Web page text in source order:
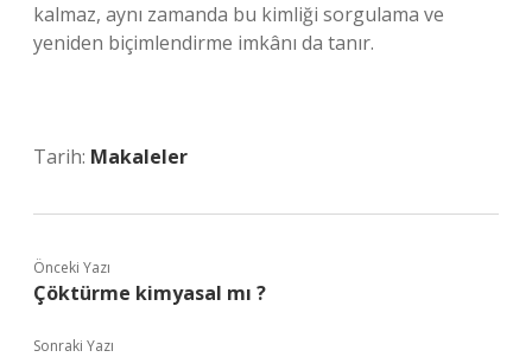
kalmaz, aynı zamanda bu kimliği sorgulama ve
yeniden biçimlendirme imkânı da tanır.
Tarih: Makaleler
Önceki Yazı
Çöktürme kimyasal mı ?
Sonraki Yazı